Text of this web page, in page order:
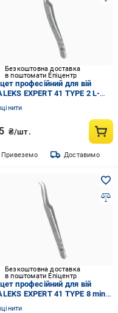
Безкоштовна доставка
в поштомати Епіцентр
професійний для вій
EXPERT 41 TYPE 2 L-
40' (TE-41/2)
₴/шт.
Привеземо Доставимо
Безкоштовна доставка
в поштомати Епіцентр
професійний для вій
EXPERT 41 TYPE 8 mini
41/8)